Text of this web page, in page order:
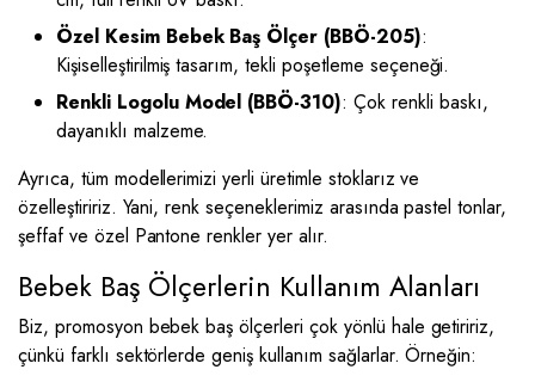
Özel Kesim Bebek Baş Ölçer (BBÖ-205):
Kişiselleştirilmiş tasarım, tekli poşetleme seçeneği.
Renkli Logolu Model (BBÖ-310): Çok renkli baskı,
dayanıklı malzeme.
Ayrıca, tüm modellerimizi yerli üretimle stoklarız ve
özelleştiririz. Yani, renk seçeneklerimiz arasında pastel tonlar,
şeffaf ve özel Pantone renkler yer alır.
Bebek Baş Ölçerlerin Kullanım Alanları
Biz, promosyon bebek baş ölçerleri çok yönlü hale getiririz,
çünkü farklı sektörlerde geniş kullanım sağlarlar. Örneğin: